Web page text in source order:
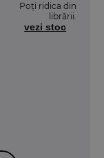
Poți ridica din
librării.
vezi stoc